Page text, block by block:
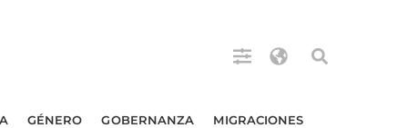
GÉNERO GOBERNANZA MIGRACIONES